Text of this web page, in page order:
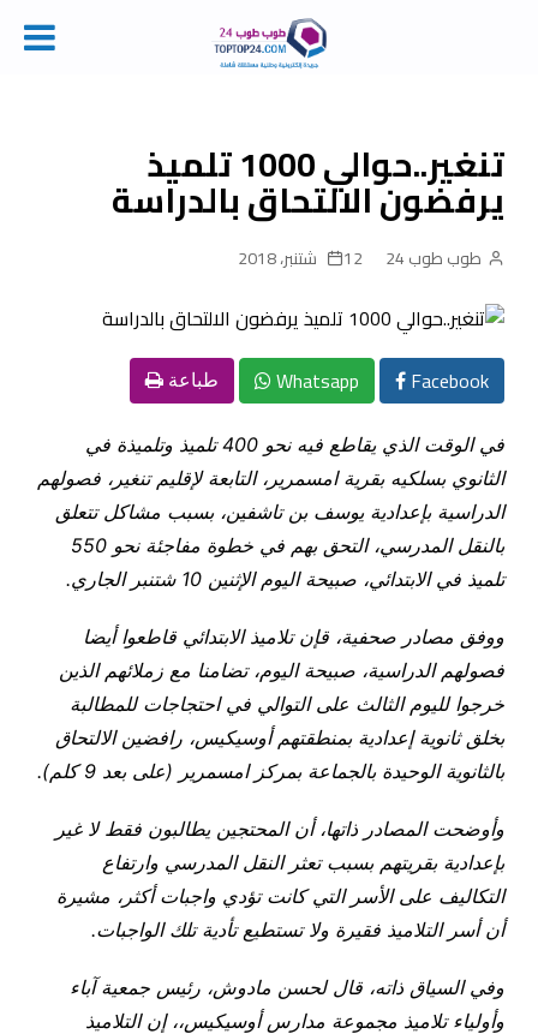
content
تنغير..حوالي 1000 تلميذ
يرفضون الالتحاق بالدراسة
طوب طوب 24 12 شتنبر، 2018
Facebook
Whatsapp طباعة
في الوقت الذي يقاطع فيه نحو 400 تلميذ وتلميذة في
الثانوي بسلكيه بقرية امسمرير، التابعة لإقليم تنغير، فصولهم
الدراسية بإعدادية يوسف بن تاشفين، بسبب مشاكل تتعلق
بالنقل المدرسي، التحق بهم في خطوة مفاجئة نحو 550
تلميذ في الابتدائي، صبيحة اليوم الإثنين 10 شتنبر الجاري
.
ووفق مصادر صحفية، قإن تلاميذ الابتدائي قاطعوا أيضا
فصولهم الدراسية، صبيحة اليوم، تضامنا مع زملائهم الذين
خرجوا لليوم الثالث على التوالي في احتجاجات للمطالبة
بخلق ثانوية إعدادية بمنطقتهم أوسيكيس، رافضين الالتحاق
بالثانوية الوحيدة بالجماعة بمركز امسمرير (على بعد 9 كلم
).
وأوضحت المصادر ذاتها، أن المحتجين يطالبون فقط لا غير
بإعدادية بقريتهم بسبب تعثر النقل المدرسي وارتفاع
التكاليف على الأسر التي كانت تؤدي واجبات أكثر، مشيرة
أن أسر التلاميذ فقيرة ولا تستطيع تأدية تلك الواجبات.
وفي السياق ذاته، قال لحسن مادوش، رئيس جمعية آباء
وأولياء تلاميذ مجموعة مدارس أوسيكيس،، إن التلاميذ